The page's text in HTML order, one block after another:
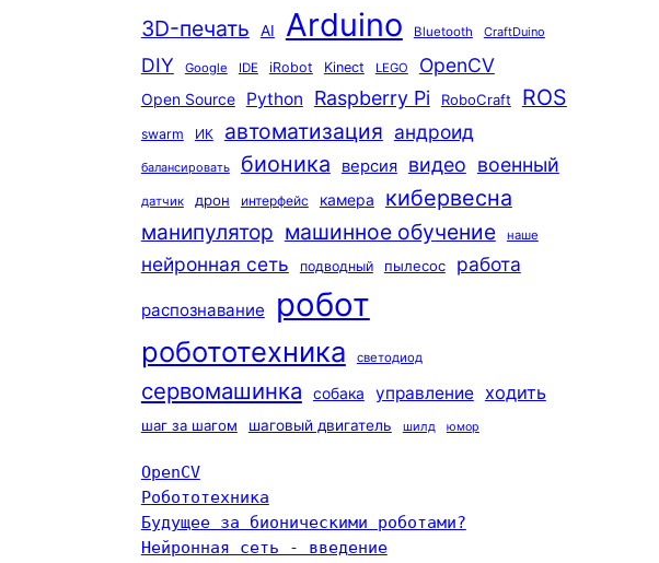
3D-печать AI Arduino Bluetooth CraftDuino
DIY Google IDE iRobot Kinect LEGO OpenCV
Open Source Python Raspberry Pi RoboCraft ROS
swarm ИК автоматизация андроид
балансировать бионика версия видео военный
датчик дрон интерфейс камера кибервесна
манипулятор машинное обучение наше
нейронная сеть подводный пылесос работа
распознавание робот
робототехника светодиод
сервомашинка собака управление ходить
шаг за шагом шаговый двигатель шилд юмор
OpenCV
Робототехника
Будущее за бионическими роботами?
Нейронная сеть - введение